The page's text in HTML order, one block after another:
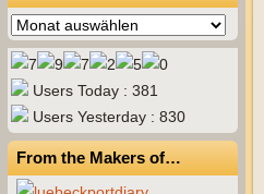
Archiv
Users Today : 381
Users Yesterday : 830
From the Makers of…